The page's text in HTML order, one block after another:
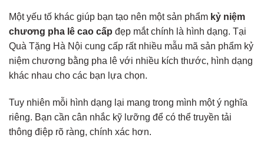
Một yếu tố khác giúp bạn tạo nên một sản phẩm kỷ niệm
chương pha lê cao cấp đẹp mắt chính là hình dạng. Tại
Quà Tặng Hà Nội cung cấp rất nhiều mẫu mã sản phẩm kỷ
niệm chương bằng pha lê với nhiều kích thước, hình dạng
khác nhau cho các bạn lựa chọn.
Tuy nhiên mỗi hình dạng lại mang trong mình một ý nghĩa
riêng. Bạn cần cân nhắc kỹ lưỡng để có thể truyền tải
thông điệp rõ ràng, chính xác hơn.